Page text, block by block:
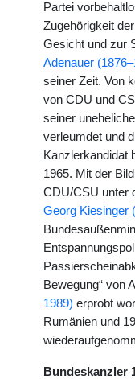
Partei
Zugehörigkeit
Gesicht und zur
Adenauer
seiner Zeit. Von
von CDU und
seiner
verleumdet und
Kanzlerkandidat
1965. Mit der
CDU/CSU unter
Georg Kiesinger
Bewegung“ von
1989) erprobt
Rumänien und
Bundeskanzler